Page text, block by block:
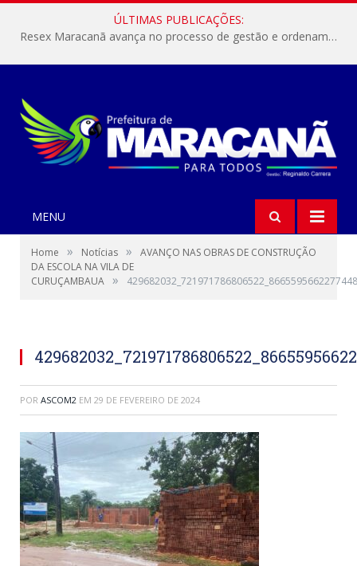
ÚLTIMAS PUBLICAÇÕES:
Resex Maracanã avança no processo de gestão e ordenamento do turismo em nossas áreas protegidas.
MENU
Home » Notícias »
AVANÇO NAS OBRAS DE CONSTRUÇÃO
DA ESCOLA NA VILA DE
CURUÇAMBAUA »
POR ASCOM2 EM 29 DE FEVEREIRO DE 2024